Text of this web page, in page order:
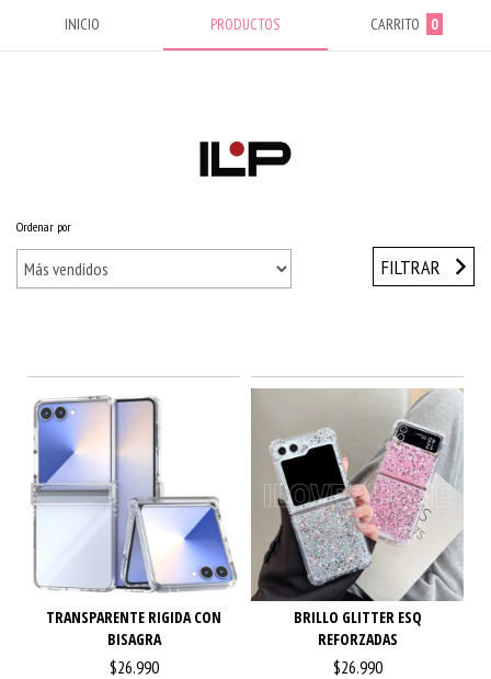
INICIO PRODUCTOS CARRITO 0
Inicio / Fundas / Cases
Ordenar por
FILTRAR
TRANSPARENTE RIGIDA CON
BISAGRA
$26.990
BRILLO GLITTER ESQ
REFORZADAS
$26.990